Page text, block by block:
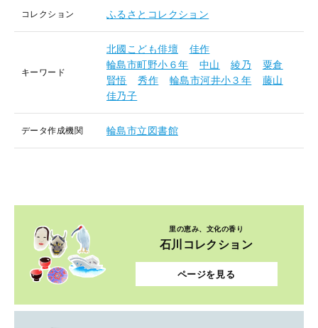
コレクション ふるさとコレクション
キーワード
北國こども俳壇
佳作
輪島市町野小６年
中山 綾乃
粟倉
賢悟
秀作 輪島市河井小３年
藤山
佳乃子
データ作成機関 輪島市立図書館
里の恵み、文化の香り
石川コレクション
ページを見る